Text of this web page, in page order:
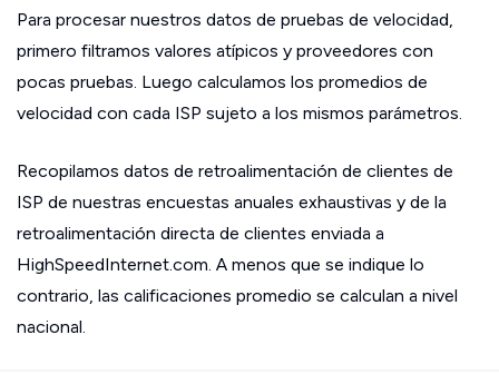
Para procesar nuestros datos de pruebas de velocidad,
primero filtramos valores atípicos y proveedores con
pocas pruebas. Luego calculamos los promedios de
velocidad con cada ISP sujeto a los mismos parámetros.
Recopilamos datos de retroalimentación de clientes de
ISP de nuestras encuestas anuales exhaustivas y de la
retroalimentación directa de clientes enviada a
HighSpeedInternet.com. A menos que se indique lo
contrario, las calificaciones promedio se calculan a nivel
nacional.